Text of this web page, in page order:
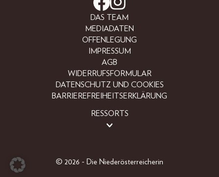
DAS TEAM
MEDIADATEN
OFFENLEGUNG
IMPRESSUM
AGB
WIDERRUFSFORMULAR
DATENSCHUTZ UND COOKIES
BARRIEREFREIHEITSERKLÄRUNG
RESSORTS
© 2026 - Die Niederösterreicherin